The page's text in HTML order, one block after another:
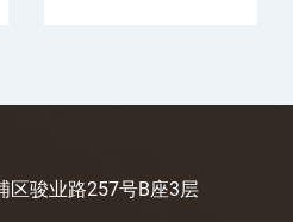
区骏业路257号B座3层